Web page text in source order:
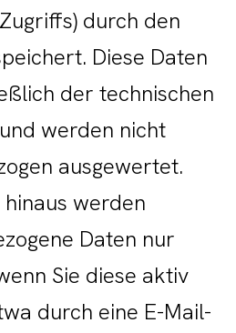
durch den
Diese Daten
der technischen
werden nicht
ausgewertet.
werden
Daten nur
Sie diese aktiv
durch eine E-Mail-